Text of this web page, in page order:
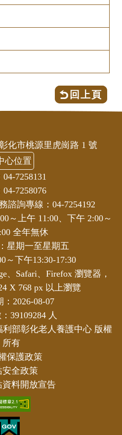
回上頁
化市桃源里虎崗路 1 號
心位置
7258131
7258076
諮詢專線：04-7254192
～上午 11:00、下午 2:00～
全年無休
星期一至星期五
～下午13:30-17:30
、Safari、Firefox 瀏覽器，
X 768 px 以上瀏覽
：2026-08-07
39109284 人
部彰化老人養護中心 版權
所有
保護政策
安全政策
資料開放宣告